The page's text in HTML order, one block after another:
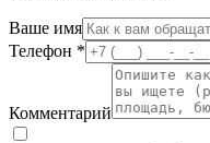
Ваше имя
Телефон *
Комментарий